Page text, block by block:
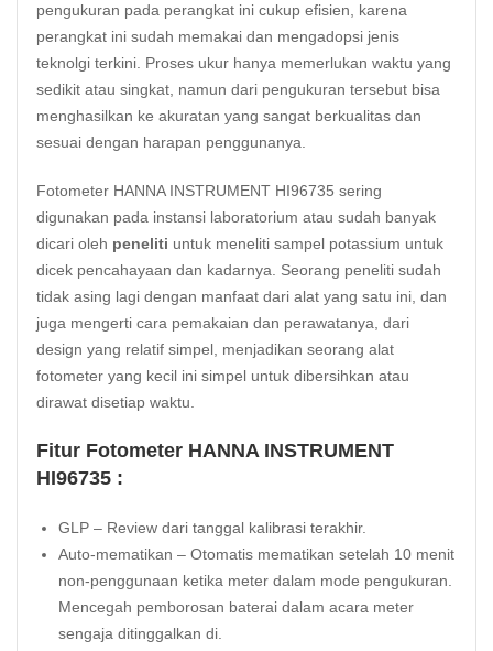
pengukuran pada perangkat ini cukup efisien, karena
perangkat ini sudah memakai dan mengadopsi jenis
teknolgi terkini. Proses ukur hanya memerlukan waktu yang
sedikit atau singkat, namun dari pengukuran tersebut bisa
menghasilkan ke akuratan yang sangat berkualitas dan
sesuai dengan harapan penggunanya.
Fotometer HANNA INSTRUMENT HI96735 sering
digunakan pada instansi laboratorium atau sudah banyak
dicari oleh peneliti untuk meneliti sampel potassium untuk
dicek pencahayaan dan kadarnya. Seorang peneliti sudah
tidak asing lagi dengan manfaat dari alat yang satu ini, dan
juga mengerti cara pemakaian dan perawatanya, dari
design yang relatif simpel, menjadikan seorang alat
fotometer yang kecil ini simpel untuk dibersihkan atau
dirawat disetiap waktu.
Fitur Fotometer HANNA INSTRUMENT
HI96735 :
GLP – Review dari tanggal kalibrasi terakhir.
Auto-mematikan – Otomatis mematikan setelah 10 menit
non-penggunaan ketika meter dalam mode pengukuran.
Mencegah pemborosan baterai dalam acara meter
sengaja ditinggalkan di.